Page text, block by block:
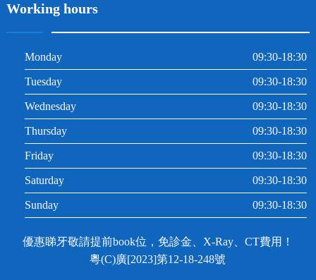
Working hours
Monday 09:30-18:30
Tuesday 09:30-18:30
Wednesday 09:30-18:30
Thursday 09:30-18:30
Friday 09:30-18:30
Saturday 09:30-18:30
Sunday 09:30-18:30
優惠睇牙敬請提前book位，免診金、X-Ray、CT費用！
粵(C)廣[2023]第12-18-248號